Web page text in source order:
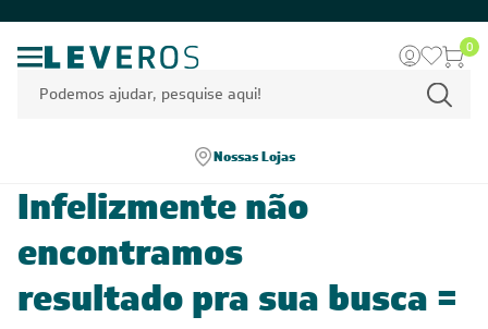
0
Nossas Lojas
Infelizmente não
encontramos
resultado pra sua busca =